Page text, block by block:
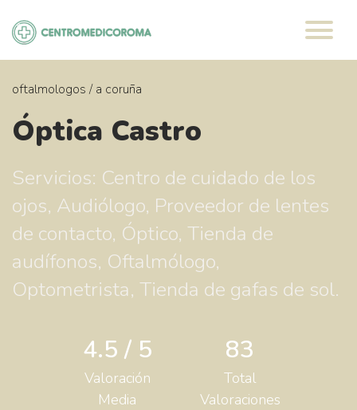
contenido
oftalmologos / a coruña
Óptica Castro
Servicios: Centro de cuidado de los
ojos, Audiólogo, Proveedor de lentes
de contacto, Óptico, Tienda de
audífonos, Oftalmólogo,
Optometrista, Tienda de gafas de sol.
4.5 / 5
Valoración
Media
83
Total
Valoraciones